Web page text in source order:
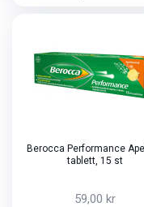
Berocca Performance
tablett, 15 st
59,00 kr